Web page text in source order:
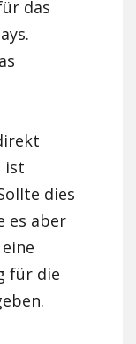
das
ist
dies
es aber
für die